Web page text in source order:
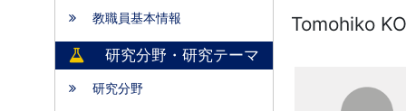
教職員基本情報
研究分野・研究テーマ
研究分野
Tomohiko